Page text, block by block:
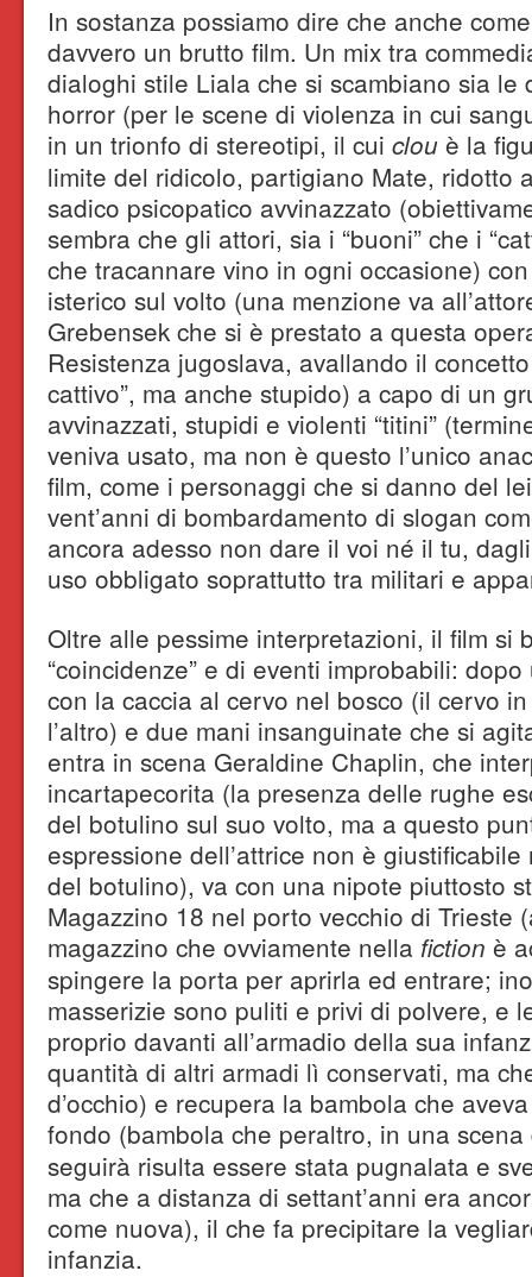
In sostanza possiamo dire che anche
davvero un brutto film. Un mix tra
dialoghi stile Liala che si scambiano sia le
horror (per le scene di violenza in cui
in un trionfo di stereotipi, il cui clou è la
limite del ridicolo, partigiano Mate, ridotto
sadico psicopatico avvinazzato
sembra che gli attori, sia i “buoni” che i
che tracannare vino in ogni occasione)
isterico sul volto (una menzione va
Grebensek che si è prestato a questa
Resistenza jugoslava, avallando il
cattivo”, ma anche stupido) a capo di un
avvinazzati, stupidi e violenti “titini”
veniva usato, ma non è questo l’unico
film, come i personaggi che si danno del
vent’anni di bombardamento di slogan
ancora adesso non dare il voi né il tu,
uso obbligato soprattutto tra militari e
Oltre alle pessime interpretazioni, il film si
“coincidenze” e di eventi improbabili:
con la caccia al cervo nel bosco (il cervo
l’altro) e due mani insanguinate che si
entra in scena Geraldine Chaplin, che
incartapecorita (la presenza delle rughe
del botulino sul suo volto, ma a questo
espressione dell’attrice non è
del botulino), va con una nipote piuttosto
Magazzino 18 nel porto vecchio di Trieste
magazzino che ovviamente nella fiction è
spingere la porta per aprirla ed entrare;
masserizie sono puliti e privi di polvere, e
proprio davanti all’armadio della sua
quantità di altri armadi lì conservati, ma
d’occhio) e recupera la bambola che
fondo (bambola che peraltro, in una
seguirà risulta essere stata pugnalata e
ma che a distanza di settant’anni era
come nuova), il che fa precipitare la
infanzia.